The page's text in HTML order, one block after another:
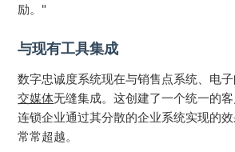
励。"
与现有工具集成
数字忠诚度系统现在与销售点系统、电
交媒体无缝集成。这创建了一个统一的
连锁企业通过其分散的企业系统实现的
常常超越。